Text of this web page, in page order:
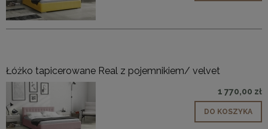
Łóżko tapicerowane Real z pojemnikiem/ velvet
1 770,00 zł
DO KOSZYKA